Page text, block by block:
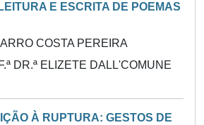
E ESCRITA DE POEMAS
COSTA PEREIRA
DR.ª ELIZETE DALL'COMUNE
À RUPTURA: GESTOS DE